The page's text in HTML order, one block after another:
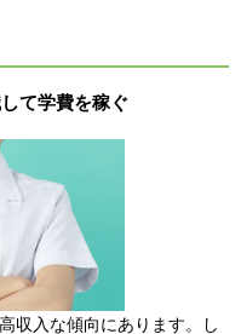
て学費を稼ぐ
収入な傾向にあります。し